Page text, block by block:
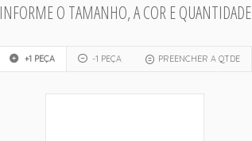
INFORME O TAMANHO, A COR E QUANTIDADE
+1 PEÇA -1 PEÇA PREENCHER A QTDE